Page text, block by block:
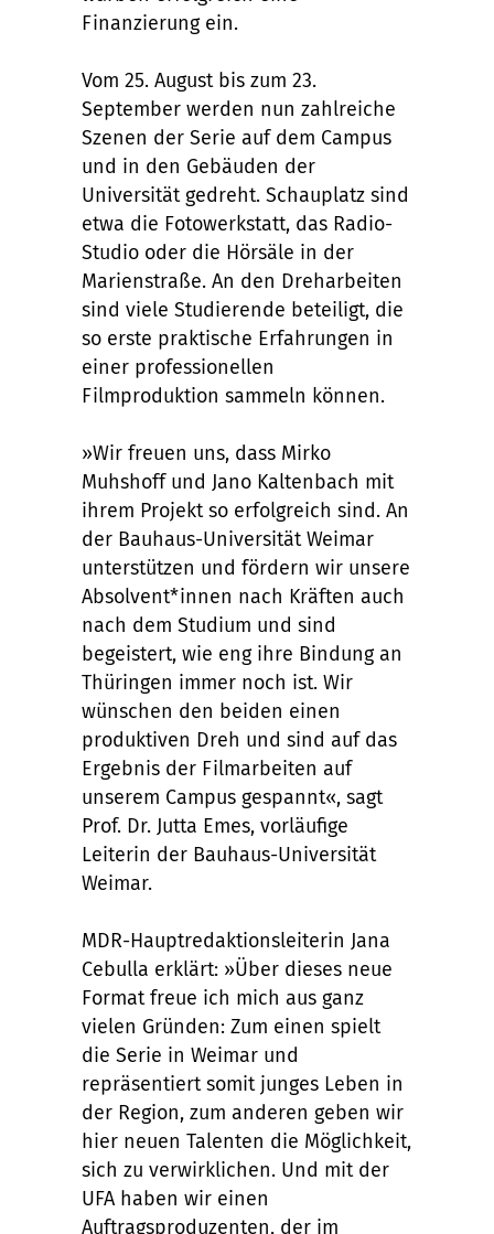
Finanzierung ein.
Vom 25. August bis zum 23.
September werden nun zahlreiche
Szenen der Serie auf dem Campus
und in den Gebäuden der
Universität gedreht. Schauplatz sind
etwa die Fotowerkstatt, das Radio-
Studio oder die Hörsäle in der
Marienstraße. An den Dreharbeiten
sind viele Studierende beteiligt, die
so erste praktische Erfahrungen in
einer professionellen
Filmproduktion sammeln können.
»Wir freuen uns, dass Mirko
Muhshoff und Jano Kaltenbach mit
ihrem Projekt so erfolgreich sind. An
der Bauhaus-Universität Weimar
unterstützen und fördern wir unsere
Absolvent*innen nach Kräften auch
nach dem Studium und sind
begeistert, wie eng ihre Bindung an
Thüringen immer noch ist. Wir
wünschen den beiden einen
produktiven Dreh und sind auf das
Ergebnis der Filmarbeiten auf
unserem Campus gespannt«, sagt
Prof. Dr. Jutta Emes, vorläufige
Leiterin der Bauhaus-Universität
Weimar.
MDR-Hauptredaktionsleiterin Jana
Cebulla erklärt: »Über dieses neue
Format freue ich mich aus ganz
vielen Gründen: Zum einen spielt
die Serie in Weimar und
repräsentiert somit junges Leben in
der Region, zum anderen geben wir
hier neuen Talenten die Möglichkeit,
sich zu verwirklichen. Und mit der
UFA haben wir einen
Auftragsproduzenten, der im